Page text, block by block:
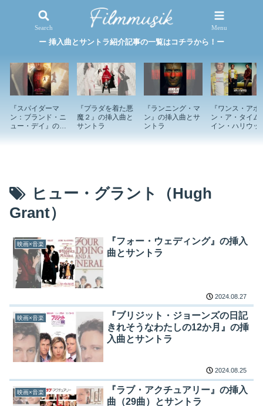
映画×音楽 特集記事
ー 挿入曲とサントラ紹介記事の一覧はコチラから！ー
『スパイダーマ
ン：ブランド・ニ
ュー・デイ』の挿
『プラダを着た悪
魔２』の挿入曲と
サントラ
『ランニング・マ
ン』の挿入曲とサ
ントラ
『ワンス・アポ
ン・ア・タイム
イン・ハリウッ
ヒュー・グラント（Hugh
Grant）
映画×音楽
『フォー・ウェディング』の挿入
曲とサントラ
2024.08.27
映画×音楽
『ブリジット・ジョーンズの日記
きれそうなわたしの12か月』の挿
入曲とサントラ
2024.08.25
映画×音楽
『ラブ・アクチュアリー』の挿入
曲（29曲）とサントラ
Search Menu